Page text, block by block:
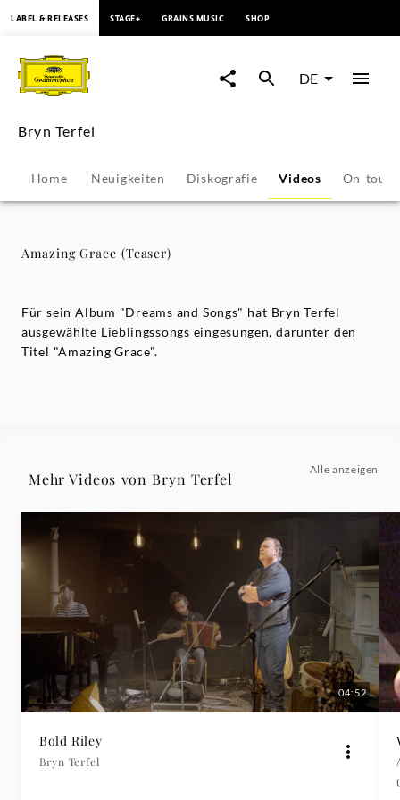
Amazing
Grace
(Teaser)
Bryn
Terfel
Deutsche
LABEL & RELEASES STAGE+ GRAINS MUSIC SHOP
DE
Bryn Terfel
Home Neuigkeiten Diskografie Videos On-tour
Amazing Grace (Teaser)
Für sein Album "Dreams and Songs" hat Bryn Terfel
ausgewählte Lieblingssongs eingesungen, darunter den
Titel "Amazing Grace".
Mehr Videos von Bryn Terfel
Alle anzeigen
04:52
Bold Riley
Bryn Terfel